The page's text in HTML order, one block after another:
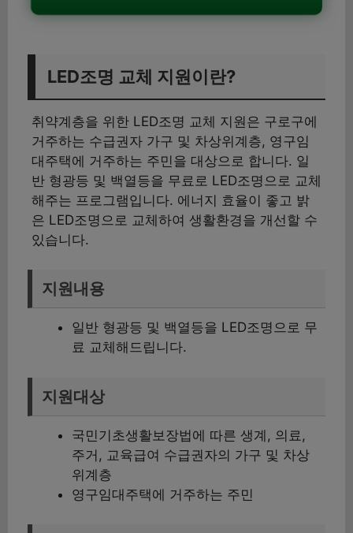
LED조명 교체 지원이란?
취약계층을 위한 LED조명 교체 지원은 구로구에
거주하는 수급권자 가구 및 차상위계층, 영구임
대주택에 거주하는 주민을 대상으로 합니다. 일
반 형광등 및 백열등을 무료로 LED조명으로 교체
해주는 프로그램입니다. 에너지 효율이 좋고 밝
은 LED조명으로 교체하여 생활환경을 개선할 수
있습니다.
지원내용
일반 형광등 및 백열등을 LED조명으로 무
료 교체해드립니다.
지원대상
국민기초생활보장법에 따른 생계, 의료,
주거, 교육급여 수급권자의 가구 및 차상
위계층
영구임대주택에 거주하는 주민